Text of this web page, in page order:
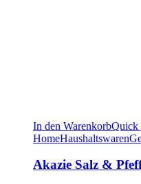
In den WarenkorbQuick
HomeHaushaltswaren
Akazie Salz &